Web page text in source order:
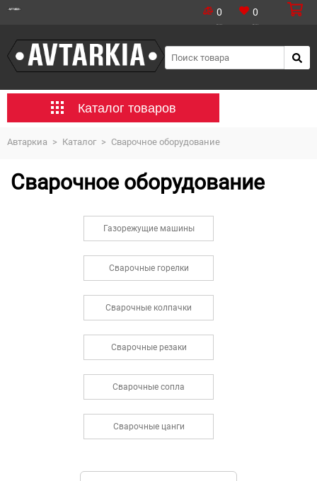
0 0
Каталог товаров
Автаркиа > Каталог > Сварочное оборудование
Сварочное оборудование
Газорежущие машины
Сварочные горелки
Сварочные колпачки
Сварочные резаки
Сварочные сопла
Сварочные цанги